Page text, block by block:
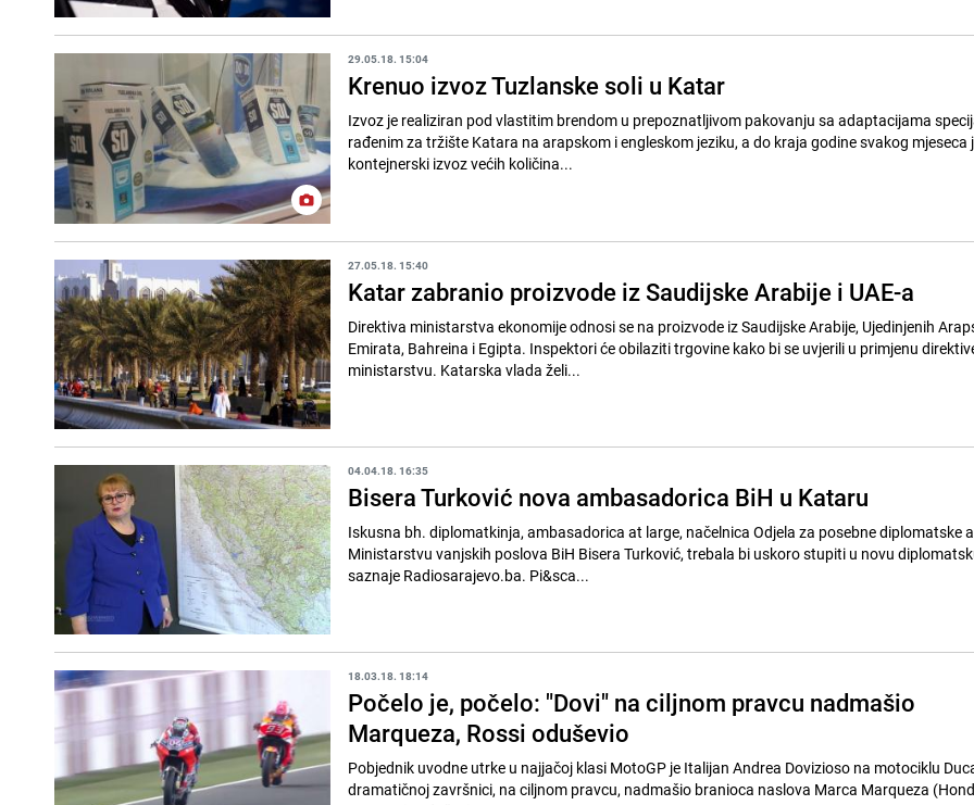
29.05.18. 15:04
Krenuo izvoz Tuzlanske soli u Katar
Izvoz je realiziran pod vlastitim brendom u prepoznatljivom pakovanju sa adaptacijama
rađenim za tržište Katara na arapskom i engleskom jeziku, a do kraja godine svakog mjeseca
kontejnerski izvoz većih količina...
27.05.18. 15:40
Katar zabranio proizvode iz Saudijske Arabije i UAE-a
Direktiva ministarstva ekonomije odnosi se na proizvode iz Saudijske Arabije, Ujedinjenih
Emirata, Bahreina i Egipta. Inspektori će obilaziti trgovine kako bi se uvjerili u primjenu
ministarstvu. Katarska vlada želi...
04.04.18. 16:35
Bisera Turković nova ambasadorica BiH u Kataru
Iskusna bh. diplomatkinja, ambasadorica at large, načelnica Odjela za posebne diplomatske
Ministarstvu vanjskih poslova BiH Bisera Turković, trebala bi uskoro stupiti u novu
saznaje Radiosarajevo.ba. Pi&sca...
18.03.18. 18:14
Počelo je, počelo: "Dovi" na ciljnom pravcu nadmašio
Marqueza, Rossi oduševio
Pobjednik uvodne utrke u najjačoj klasi MotoGP je Italijan Andrea Dovizioso na motociklu
dramatičnoj završnici, na ciljnom pravcu, nadmašio branioca naslova Marca Marqueza